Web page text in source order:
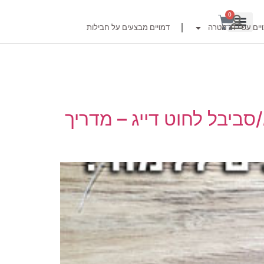
לדייג זרזור
0
עפ"י דג מטרה דמויים מבצעים על חבילות
לחוט דייג – מדריך